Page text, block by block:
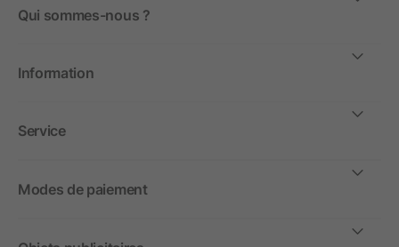
Qui sommes-nous ?
Information
Service
Modes de paiement